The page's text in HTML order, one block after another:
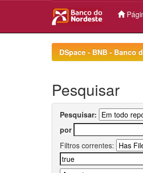
DSpace - BNB - Banco
Pesquisar
Pesquisar:
por
Filtros correntes: